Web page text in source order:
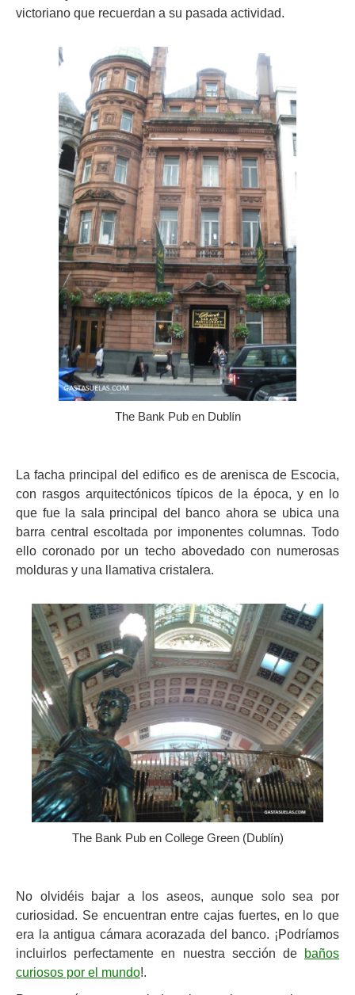
victoriano que recuerdan a su pasada actividad.
The Bank Pub en Dublín
La facha principal del edifico es de arenisca de Escocia,
con rasgos arquitectónicos típicos de la época, y en lo
que fue la sala principal del banco ahora se ubica una
barra central escoltada por imponentes columnas. Todo
ello coronado por un techo abovedado con numerosas
molduras y una llamativa cristalera.
The Bank Pub en College Green (Dublín)
No olvidéis bajar a los aseos, aunque solo sea por
curiosidad. Se encuentran entre cajas fuertes, en lo que
era la antigua cámara acorazada del banco. ¡Podríamos
incluirlos perfectamente en nuestra sección de
baños
curiosos por el mundo!.